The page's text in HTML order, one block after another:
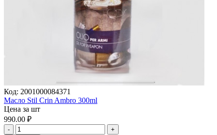
Код: 2001000084371
Масло Stil Crin Ambro 300ml
Цена за шт
990.00 ₽
-
+